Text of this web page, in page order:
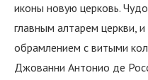
иконы новую церковь.
главным алтарем церкви,
обрамлением с витыми
Джованни Антонио де